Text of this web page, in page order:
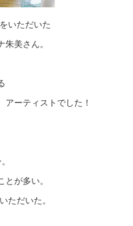
いただいた
朱美さん。
ーティストでした！
とが多い。
ただいた。